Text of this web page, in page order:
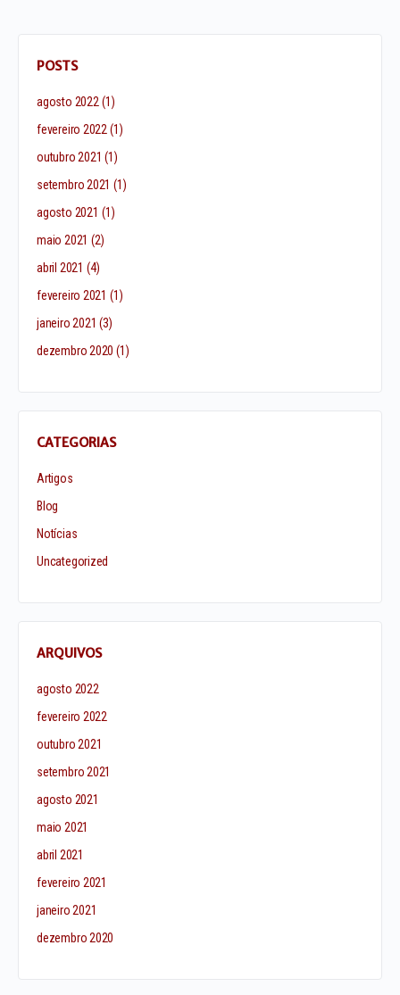
POSTS
agosto 2022 (1)
fevereiro 2022 (1)
outubro 2021 (1)
setembro 2021 (1)
agosto 2021 (1)
maio 2021 (2)
abril 2021 (4)
fevereiro 2021 (1)
janeiro 2021 (3)
dezembro 2020 (1)
CATEGORIAS
Artigos
Blog
Notícias
Uncategorized
ARQUIVOS
agosto 2022
fevereiro 2022
outubro 2021
setembro 2021
agosto 2021
maio 2021
abril 2021
fevereiro 2021
janeiro 2021
dezembro 2020